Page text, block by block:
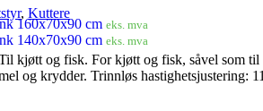
160x70x90 cm eks. mva
140x70x90 cm eks. mva
, Kuttere
kjøtt og fisk. For kjøtt og fisk, såvel som
og krydder. Trinnløs